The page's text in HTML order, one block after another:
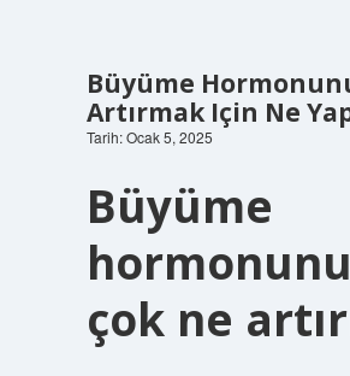
Büyüme
Artırmak Için Ne
Tarih: Ocak 5, 2025
Büyüme
çok ne